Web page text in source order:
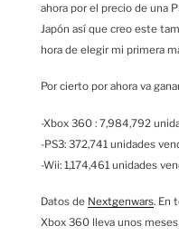
ahora por el precio de una
Japón así que creo este
hora de elegir mi primera
Por cierto por ahora va
-Xbox 360 : 7,984,792
-PS3: 372,741 unidades
-Wii: 1,174,461 unidades
Datos de Nextgenwars. En
Xbox 360 lleva unos